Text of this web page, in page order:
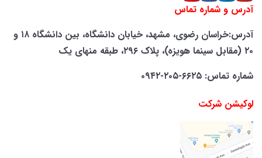
آدرس و شماره تماس
آدرس:خراسان رضوی، مشهد، خیابان دانشگاه، بین دانشگاه ۱۸ و
۲۰ (مقابل سینما هویزه)، پلاک ۲۹۶، طبقه منهای یک
شماره تماس: ۶۶۲۵-۲۰۵-۰۹۴۲
لوکیشن شرکت